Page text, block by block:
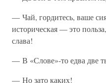
— Чай, гордитесь, ваше
историческая — это
слава!
— В «Слове»-то едва две
— Но зато каких!